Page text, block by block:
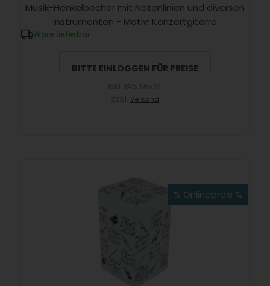
Musik-Henkelbecher mit Notenlinien und diversen
Instrumenten - Motiv: Konzertgitarre
Ware lieferbar
BITTE EINLOGGEN FÜR PREISE
Versand
% Onlinepreis %